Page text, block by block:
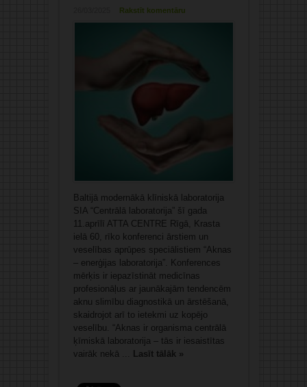
Rakstīt komentāru
Baltijā modernākā klīniskā laboratorija
SIA “Centrālā laboratorija” šī gada
11.aprīlī ATTA CENTRE Rīgā, Krasta
ielā 60, rīko konferenci ārstiem un
veselības aprūpes speciālistiem “Aknas
– enerģijas laboratorija”. Konferences
mērķis ir iepazīstināt medicīnas
profesionāļus ar jaunākajām tendencēm
aknu slimību diagnostikā un ārstēšanā,
skaidrojot arī to ietekmi uz kopējo
veselību. “Aknas ir organisma centrālā
ķīmiskā laboratorija – tās ir iesaistītas
vairāk nekā ... Lasīt tālāk »